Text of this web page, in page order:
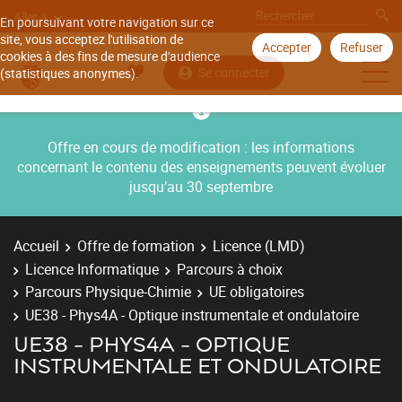
En poursuivant votre navigation sur ce
site, vous acceptez l'utilisation de
cookies à des fins de mesure d'audience
(statistiques anonymes).
Accepter Refuser
Aller à
Se connecter
Offre en cours de modification : les informations
concernant le contenu des enseignements peuvent évoluer
jusqu’au 30 septembre
Accueil Offre de formation
Licence (LMD)
Licence Informatique
Parcours à choix
Parcours Physique-Chimie
UE obligatoires
UE38 - Phys4A - Optique instrumentale et ondulatoire
UE38 - PHYS4A - OPTIQUE
INSTRUMENTALE ET ONDULATOIRE